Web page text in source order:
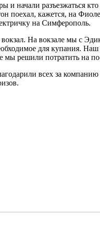
и начали разъезжаться
поехал, кажется, на
на Симферополь.
На вокзале мы с
для купания. Наш
мы решили потратить на
всех за компанию